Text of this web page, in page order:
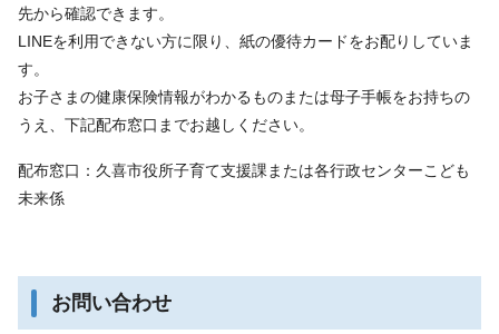
先から確認できます。
LINEを利用できない方に限り、紙の優待カードをお配りしていま
す。
お子さまの健康保険情報がわかるものまたは母子手帳をお持ちの
うえ、下記配布窓口までお越しください。
配布窓口：久喜市役所子育て支援課または各行政センターこども
未来係
お問い合わせ